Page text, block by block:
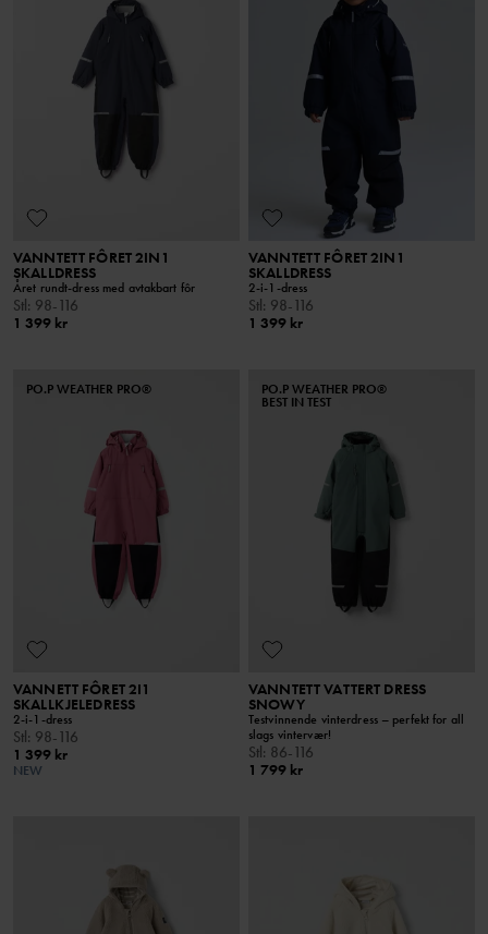
VANNTETT FÔRET 2IN1
SKALLDRESS
Året rundt-dress med avtakbart fôr
Stl : 98-116
1 399 kr
VANNTETT FÔRET 2IN1
SKALLDRESS
2-i-1-dress
Stl : 98-116
1 399 kr
PO.P WEATHER PRO®
VANNETT FÔRET 2I1
SKALLKJELEDRESS
2-i-1-dress
Stl: 98-116
1 399 kr
NEW
PO.P WEATHER PRO®
BEST IN TEST
VANNTETT VATTERT DRESS
SNOWY
Testvinnende vinterdress – perfekt for all
slags vintervær!
Stl: 86-116
1 799 kr